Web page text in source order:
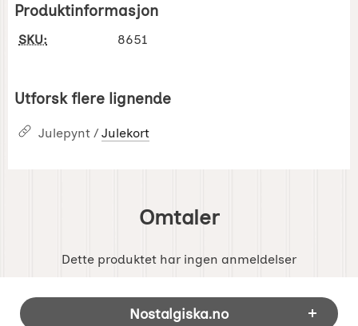
Produktinformasjon
SKU: 8651
Utforsk flere lignende
Julepynt / Julekort
Omtaler
Dette produktet har ingen anmeldelser
Footer-innhold Blandet informasjon og
Nostalgiska.no